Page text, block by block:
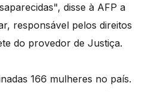
disse à AFP a
responsável pelos direitos
do provedor de Justiça.
166 mulheres no país.